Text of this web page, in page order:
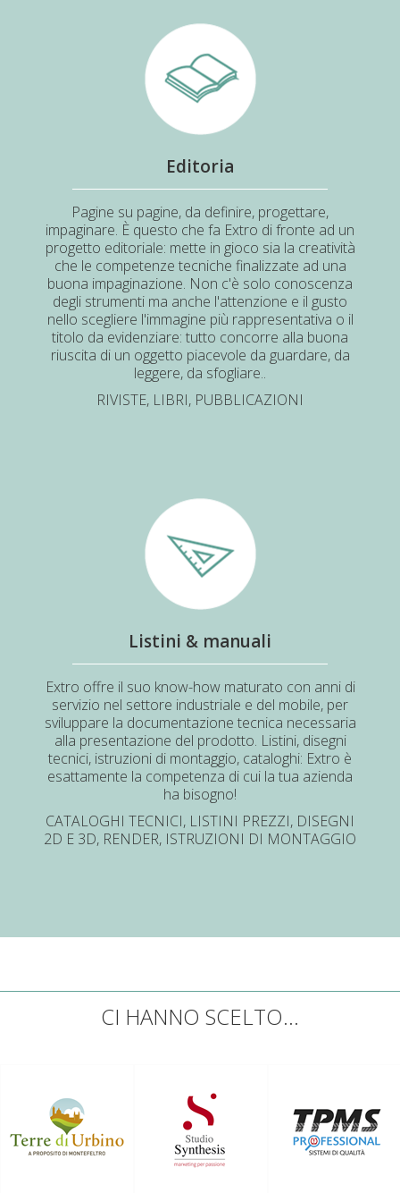
Editoria
Pagine su pagine, da definire, progettare,
impaginare. È questo che fa Extro di fronte ad un
progetto editoriale: mette in gioco sia la creatività
che le competenze tecniche finalizzate ad una
buona impaginazione. Non c'è solo conoscenza
degli strumenti ma anche l'attenzione e il gusto
nello scegliere l'immagine più rappresentativa o il
titolo da evidenziare: tutto concorre alla buona
riuscita di un oggetto piacevole da guardare, da
leggere, da sfogliare..
RIVISTE, LIBRI, PUBBLICAZIONI
Listini & manuali
Extro offre il suo know-how maturato con anni di
servizio nel settore industriale e del mobile, per
sviluppare la documentazione tecnica necessaria
alla presentazione del prodotto. Listini, disegni
tecnici, istruzioni di montaggio, cataloghi: Extro è
esattamente la competenza di cui la tua azienda
ha bisogno!
CATALOGHI TECNICI, LISTINI PREZZI, DISEGNI
2D E 3D, RENDER, ISTRUZIONI DI MONTAGGIO
CI HANNO SCELTO...